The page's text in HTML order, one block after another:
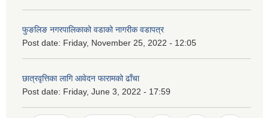
फुङलिङ नगरपालिकाको वडाको नागरीक वडापत्र
Post date: Friday, November 25, 2022 - 12:05
छात्रवृत्तिका लागि आवेदन फारामको ढाँचा
Post date: Friday, June 3, 2022 - 17:59